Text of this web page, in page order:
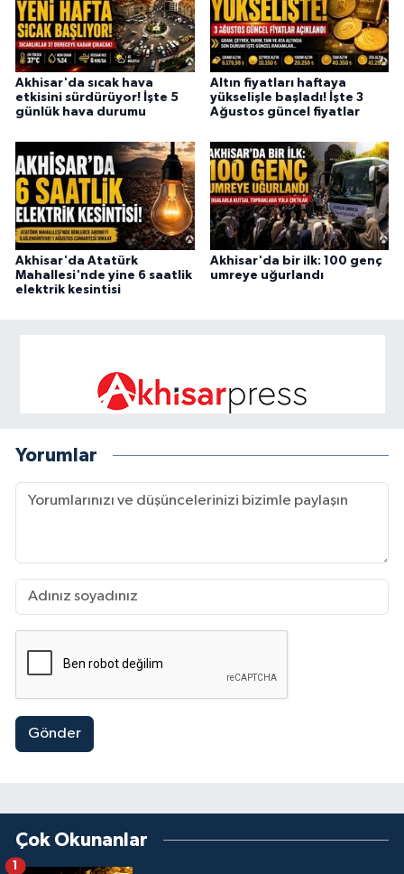
Akhisar'da sıcak hava
etkisini sürdürüyor! İşte 5
günlük hava durumu
Altın fiyatları haftaya
yükselişle başladı! İşte 3
Ağustos güncel fiyatlar
Akhisar'da Atatürk
Mahallesi'nde yine 6 saatlik
elektrik kesintisi
Akhisar'da bir ilk: 100 genç
umreye uğurlandı
Yorumlar
Gönder
Çok Okunanlar
1